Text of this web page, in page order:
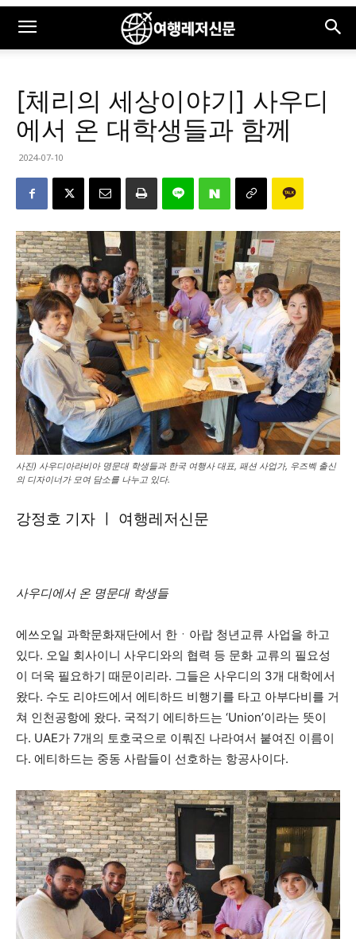
[체리의 세상이야기] 사우디
에서 온 대학생들과 함께
2024-07-10
사진) 사우디아라비아 명문대 학생들과 한국 여행사 대표, 패션 사업가, 우즈벡 출신
의 디자이너가 모여 담소를 나누고 있다.
강정호 기자 ㅣ 여행레저신문
사우디에서 온 명문대 학생들
에쓰오일 과학문화재단에서 한ㆍ아랍 청년교류 사업을 하고
있다. 오일 회사이니 사우디와의 협력 등 문화 교류의 필요성
이 더욱 필요하기 때문이리라. 그들은 사우디의 3개 대학에서
왔다. 수도 리야드에서 에티하드 비행기를 타고 아부다비를 거
쳐 인천공항에 왔다. 국적기 에티하드는 ‘Union’이라는 뜻이
다. UAE가 7개의 토호국으로 이뤄진 나라여서 붙여진 이름이
다. 에티하드는 중동 사람들이 선호하는 항공사이다.